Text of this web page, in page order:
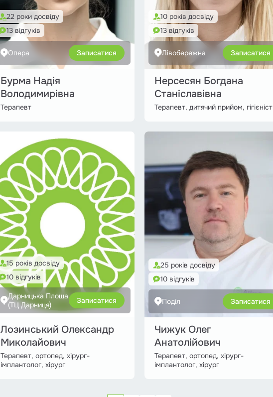
22 роки досвіду
13 відгуків
Опера Записатися
Бурма Надія
Володимирівна
Терапевт
10 років досвіду
13 відгуків
Лівобережна Записатися
Нерсесян Богдана
Станіславівна
Терапевт, дитячий прийом, гігієніст
15 років досвіду
10 відгуків
Дарницька Площа
(ТЦ Дарниця)
Записатися
Лозинський Олександр
Миколайович
Терапевт, ортопед, хірург-
імплантолог, хірург
25 років досвіду
10 відгуків
Поділ Записатися
Чижук Олег
Анатолійович
Терапевт, ортопед, хірург-
імплантолог, хірург